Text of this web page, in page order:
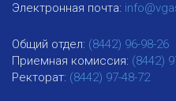
Электронная почта:
Общий отдел: (8442) 96-98-26
Приемная комиссия: (8442)
Ректорат: (8442) 97-48-72